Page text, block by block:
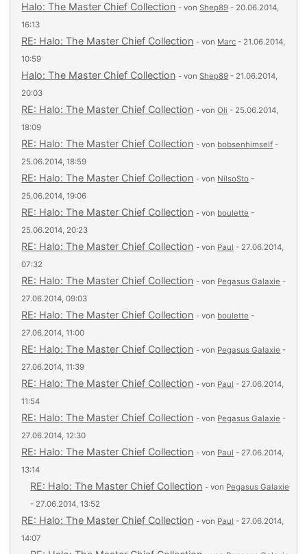
Halo: The Master Chief Collection - vonShep89 - 20.06.2014,
16:13
RE: Halo: The Master Chief Collection - von Marc - 21.06.2014,
10:59
Halo: The Master Chief Collection - vonShep89 - 21.06.2014,
20:03
RE: Halo: The Master Chief Collection - vonOli - 25.06.2014,
18:09
RE: Halo: The Master Chief Collection - von bobsenhimself -
25.06.2014, 18:59
RE: Halo: The Master Chief Collection - von NilsoSto -
25.06.2014, 19:06
RE: Halo: The Master Chief Collection - von boulette -
25.06.2014, 20:23
RE: Halo: The Master Chief Collection - von Paul - 27.06.2014,
07:32
RE: Halo: The Master Chief Collection - von Pegasus Galaxie -
27.06.2014, 09:03
RE: Halo: The Master Chief Collection - von boulette -
27.06.2014, 11:00
RE: Halo: The Master Chief Collection - von Pegasus Galaxie -
27.06.2014, 11:39
RE: Halo: The Master Chief Collection - von Paul - 27.06.2014,
11:54
RE: Halo: The Master Chief Collection - von Pegasus Galaxie -
27.06.2014, 12:30
RE: Halo: The Master Chief Collection - von Paul - 27.06.2014,
13:14
RE: Halo: The Master Chief Collection - von Pegasus Galaxie
- 27.06.2014, 13:52
RE: Halo: The Master Chief Collection - von Paul - 27.06.2014,
14:07